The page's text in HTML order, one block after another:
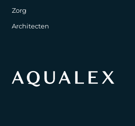
Zorg
Architecten